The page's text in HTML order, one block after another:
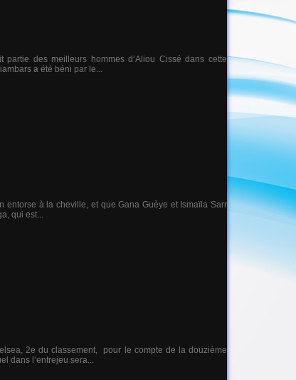
des meilleurs hommes d’Aliou Cissé dans cette
a été béni par le...
entorse à la cheville, et que Gana Guèye et Ismaïla Sarr
qui est...
2e du classement, pour le compte de la douzième
dans l’entrejeu sera...